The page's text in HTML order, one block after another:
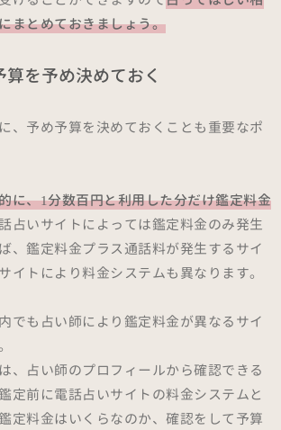
まとめておきましょう。
を予め決めておく
、予め予算を決めておくことも重要なポ
に、1分数百円と利用した分だけ鑑定料金
占いサイトによっては鑑定料金のみ発生
、鑑定料金プラス通話料が発生するサイ
イトにより料金システムも異なります。
でも占い師により鑑定料金が異なるサイ
、占い師のプロフィールから確認できる
定前に電話占いサイトの料金システムと
定料金はいくらなのか、確認をして予算